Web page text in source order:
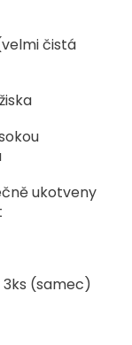
čistá
ukotveny
(samec)